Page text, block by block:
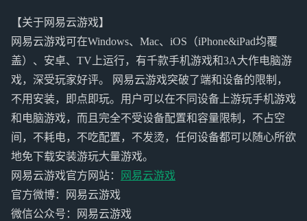
【关于网易云游戏】
网易云游戏可在Windows、Mac、iOS（iPhone&iPad均覆
盖）、安卓、TV上运行，有千款手机游戏和3A大作电脑游
戏，深受玩家好评。 网易云游戏突破了端和设备的限制，
不用安装，即点即玩。用户可以在不同设备上游玩手机游戏
和电脑游戏，而且完全不受设备配置和容量限制，不占空
间，不耗电，不吃配置，不发烫，任何设备都可以随心所欲
地免下载安装游玩大量游戏。
网易云游戏官方网站：
网易云游戏
官方微博：网易云游戏
微信公众号：网易云游戏